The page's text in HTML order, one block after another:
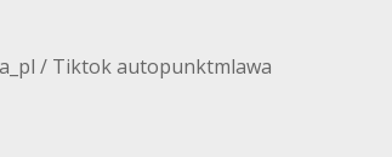
/ Tiktok autopunktmlawa